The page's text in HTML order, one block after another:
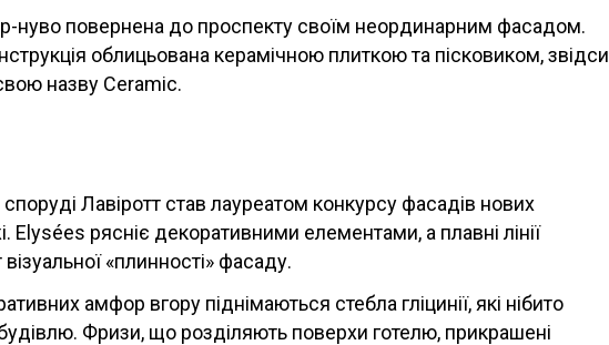
нуво повернена до проспекту своїм неординарним фасадом.
облицьована керамічною плиткою та пісковиком, звідси
назву Ceramic.
Лавіротт став лауреатом конкурсу фасадів нових
Elysées рясніє декоративними елементами, а плавні лінії
«плинності» фасаду.
амфор вгору піднімаються стебла гліцинії, які нібито
Фризи, що розділяють поверхи готелю, прикрашені